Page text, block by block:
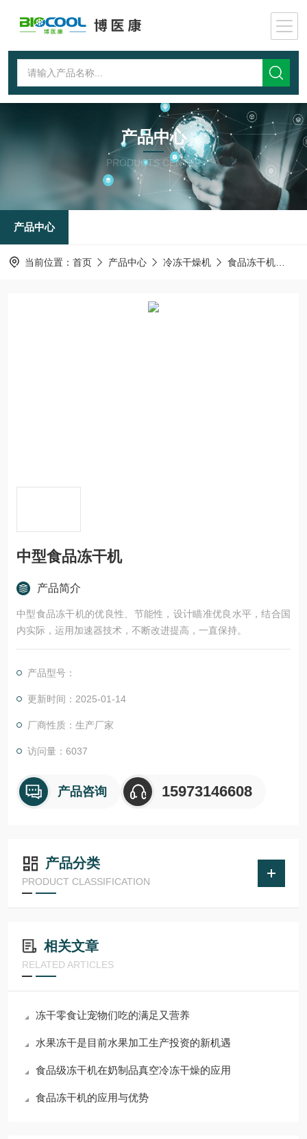
产品中心
PRODUCTS CENTER
产品中心
当前位置： 首页 产品中心 冷冻干燥机 食品冻干机
中型食品冻干机
产品简介
中型食品冻干机的优良性、节能性，设计瞄准优良水平，结合国
内实际，运用加速器技术，不断改进提高，一直保持。
产品型号：
更新时间：2025-01-14
厂商性质：生产厂家
访问量：6037
产品咨询 15973146608
产品分类
PRODUCT CLASSIFICATION
相关文章
RELATED ARTICLES
冻干零食让宠物们吃的满足又营养
水果冻干是目前水果加工生产投资的新机遇
食品级冻干机在奶制品真空冷冻干燥的应用
食品冻干机的应用与优势